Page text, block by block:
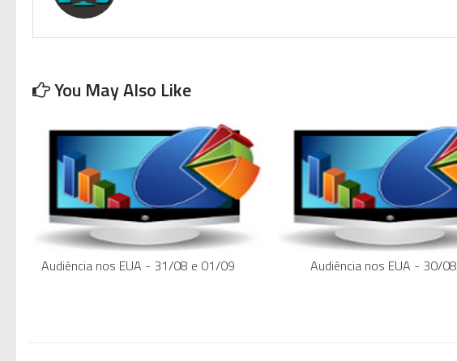
You May Also Like
Audiência nos EUA - 31/08 e 01/09 Audiência nos EUA - 30/08